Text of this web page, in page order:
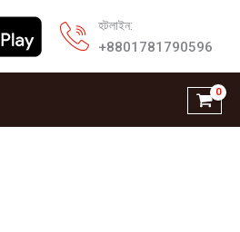
হটলাইন:
+8801781790596